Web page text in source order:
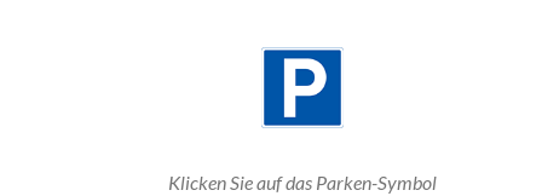
Klicken Sie auf das Parken-Symbol